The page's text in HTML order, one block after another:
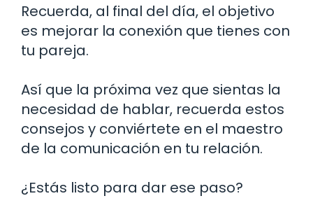
Recuerda, al final del día, el objetivo
es mejorar la conexión que tienes con
tu pareja.
Así que la próxima vez que sientas la
necesidad de hablar, recuerda estos
consejos y conviértete en el maestro
de la comunicación en tu relación.
¿Estás listo para dar ese paso?